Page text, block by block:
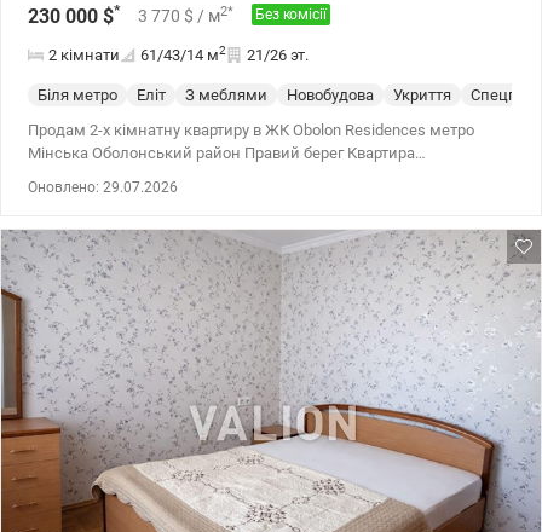
230 000 $* 3 770 $ / м2* Без комісії
2 кімнати 61/43/14 м2 21/26 эт.
Біля метро Еліт З меблями Новобудова Укриття
Продам 2-х кімнатну квартиру в ЖК Obolon Residences метро
Мінська Оболонський район Правий берег Квартира
пральна та сушильна машина, бойлер. Функціональне
планування включає кухню з вбудованими меблями, окремі дві
закриті спальні з гардеробною кімнатою, місткий санвузол з
душевою кабіною. Якість ремонту відповідає статусу будинку.
Квартира в одному з найбільш преміальних комплексів Києва
ЖК Obolon Residences. Повна автономність. Потужна система
генераторів підтримує роботу ліфтів, водопостачання та
освітлення. Власна котельня гарантує незалежність від міських
мереж. Безпека. Цілодобова охорона, дворівневий підземний
паркінг, який є надійним укриттям (зв'язок, вентиляція, ліфт).
Інфраструктура рівня 5-ти зіркового готелю. Власники мають
ексклюзивний безкоштовний доступ до внутрішніх сервісів:
Roof-lounge: Лаунж-зона на даху з джакузі та панорамним
Оновлено: 29.07.2026